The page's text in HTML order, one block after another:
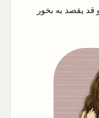
قد يقصد به بخور